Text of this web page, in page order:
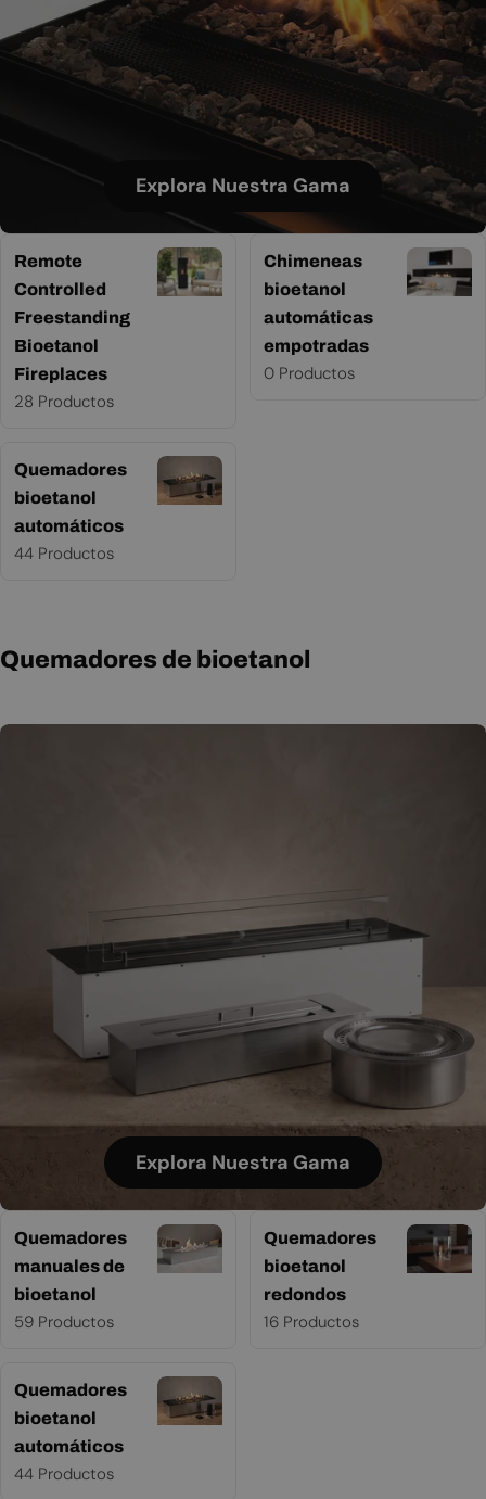
Explora Nuestra Gama
Remote
Controlled
Freestanding
Bioetanol
Fireplaces
28 Productos
Chimeneas
bioetanol
automáticas
empotradas
0 Productos
Quemadores
bioetanol
automáticos
44 Productos
Quemadores de bioetanol
Explora Nuestra Gama
Quemadores
manuales de
bioetanol
59 Productos
Quemadores
bioetanol
redondos
16 Productos
Quemadores
bioetanol
automáticos
44 Productos